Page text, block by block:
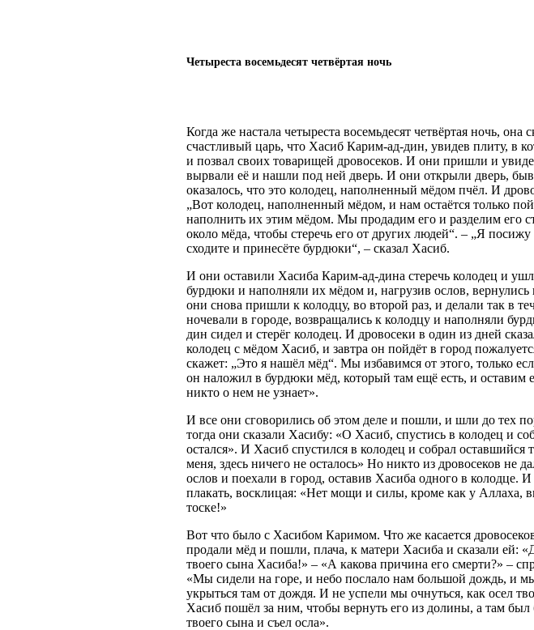
Четыреста восемьдесят четвёртая ночь
Когда же настала четыреста восемьдесят четвёртая ночь, она
счастливый царь, что Хасиб Карим-ад-дин, увидев плиту, в
и позвал своих товарищей дровосеков. И они пришли и
вырвали её и нашли под ней дверь. И они открыли дверь,
оказалось, что это колодец, наполненный мёдом пчёл. И
„Вот колодец, наполненный мёдом, и нам остаётся только
наполнить их этим мёдом. Мы продадим его и разделим его
около мёда, чтобы стеречь его от других людей“. – „Я
сходите и принесёте бурдюки“, – сказал Хасиб.
И они оставили Хасиба Карим-ад-дина стеречь колодец и
бурдюки и наполняли их мёдом и, нагрузив ослов,
они снова пришли к колодцу, во второй раз, и делали так в
ночевали в городе, возвращались к колодцу и наполняли
дин сидел и стерёг колодец. И дровосеки в один из дней
колодец с мёдом Хасиб, и завтра он пойдёт в город
скажет: „Это я нашёл мёд“. Мы избавимся от этого, только
он наложил в бурдюки мёд, который там ещё есть, и оставим
никто о нем не узнает».
И все они сговорились об этом деле и пошли, и шли до тех
тогда они сказали Хасибу: «О Хасиб, спустись в колодец и
остался». И Хасиб спустился в колодец и собрал
меня, здесь ничего не осталось» Но никто из дровосеков не
ослов и поехали в город, оставив Хасиба одного в колодце.
плакать, восклицая: «Нет мощи и силы, кроме как у Аллаха,
тоске!»
Вот что было с Хасибом Каримом. Что же касается
продали мёд и пошли, плача, к матери Хасиба и сказали ей:
твоего сына Хасиба!» – «А какова причина его смерти?» –
«Мы сидели на горе, и небо послало нам большой дождь, и
укрыться там от дождя. И не успели мы очнуться, как осел
Хасиб пошёл за ним, чтобы вернуть его из долины, а там был
твоего сына и съел осла».